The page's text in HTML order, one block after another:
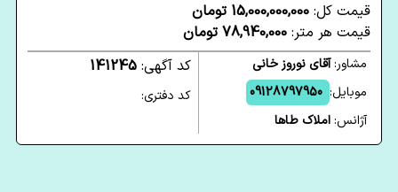
قیمت کل: 15,000,000,000 تومان
قیمت هر متر: 78,940,000 تومان
مشاور:آقای نوروز خانی
موبایل: 09128797950
آژانس:املاک طاها
کد آگهی: 141245
کد دفتری: